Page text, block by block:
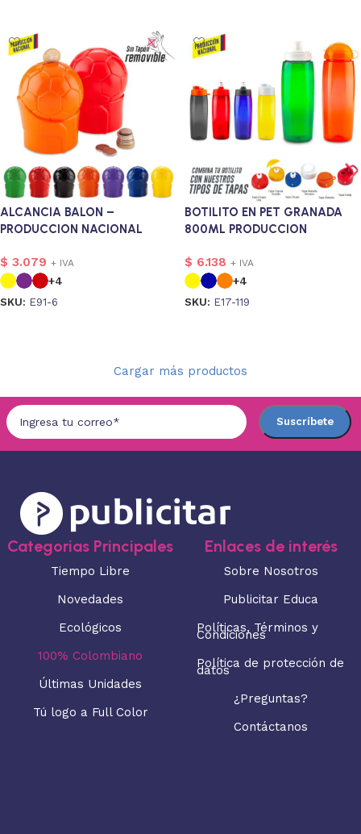
ALCANCIA BALON –
PRODUCCION NACIONAL
$ 3.079 + IVA
+4
SKU: E91-6
BOTILITO EN PET GRANADA
800ML PRODUCCION
$ 6.138 + IVA
+4
SKU: E17-119
Cargar más productos
Categorias Principales
Tiempo Libre
Novedades
Ecológicos
100% Colombiano
Últimas Unidades
Tú logo a Full Color
Enlaces de interés
Sobre Nosotros
Publicitar Educa
Políticas, Términos y
Condiciones
Política de protección de
datos
¿Preguntas?
Contáctanos